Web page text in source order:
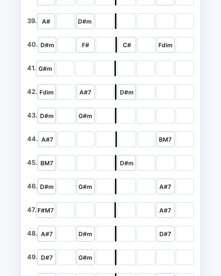
39. A# D#m
40. D#m F# C# Fdim
41. G#m
42. Fdim A#7 D#m
43. D#m G#m
44. A#7 BM7
45. BM7 D#m
46. D#m G#m A#7
47. F#M7 A#7
48. A#7 D#m D#7
49. D#7 G#m